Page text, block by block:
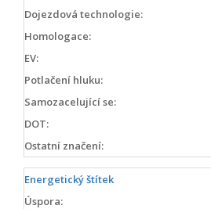
Dojezdová technologie:
Homologace:
EV:
Potlačení hluku:
Samozacelující se:
DOT:
Ostatní značení:
Energetický štítek
Úspora: